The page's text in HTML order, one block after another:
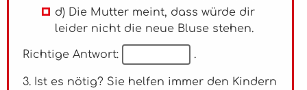
d) Die Mutter meint, dass würde dir
leider nicht die neue Bluse stehen.
Richtige Antwort: .
3. Ist es nötig? Sie helfen immer den Kindern